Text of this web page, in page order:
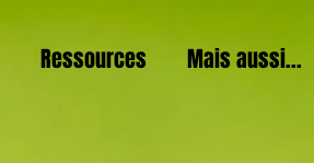
Ressources Mais aussi...